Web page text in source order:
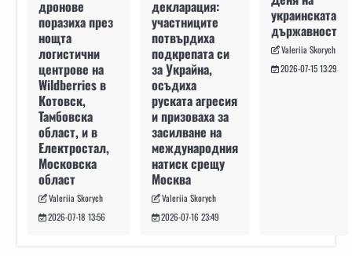
дронове
поразиха през
нощта
логистични
центрове на
Wildberries в
Котовск,
Тамбовска
област, и в
Електростал,
Московска
област
Valeriia Skorych
2026-07-18 13:56
декларация:
участниците
потвърдиха
подкрепата си
за Украйна,
осъдиха
руската агресия
и призоваха за
засилване на
международния
натиск срещу
Москва
Valeriia Skorych
2026-07-16 23:49
украинската
държавност
Valeriia Skorych
2026-07-15 13:29